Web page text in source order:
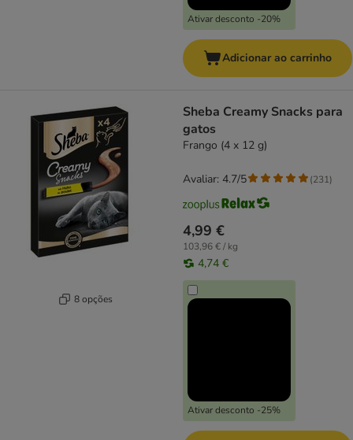
Ativar desconto -20%
Adicionar ao carrinho
8 opções
Sheba Creamy Snacks para
gatos
Frango (4 x 12 g)
4,99 €
103,96 € / kg
4,74 €
Ativar desconto -25%
Avaliar: 4.7/5 (231)